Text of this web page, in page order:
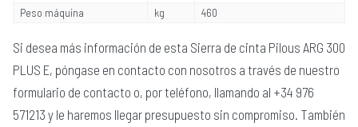
Peso máquina
kg 460
Si desea más información de esta Sierra de cinta Pilous ARG 300
PLUS E, póngase en contacto con nosotros a través de nuestro
formulario de contacto o, por teléfono, llamando al +34 976
571213 y le haremos llegar presupuesto sin compromiso. También